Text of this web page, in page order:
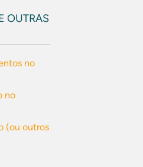
OUTRAS
no
no
(ou outros